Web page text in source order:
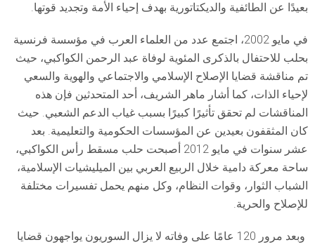
بعيدًا عن الطائفية والديكتاتورية بهدف إحياء الأمة وتجديد قوتها.
في مايو 2002، اجتمع عدد من العلماء العرب في مؤسسة فرنسية
بحلب للاحتفال بالذكرى المئوية لوفاة عبد الرحمن الكواكبي، حيث
تم مناقشة قضايا الإصلاح الإسلامي والاجتماعي والهوية والسعي
لإحياء الذات، كما أشار ماهر الشريف، أحد المتحدثين فإن هذه
المناقشات لم تحقق تأثيرًا كبيرًا بسبب غياب الدعم الشعبي. حيث
كان المثقفون بعيدين عن المؤسسات الحكومية والتعليمية. بعد
عشر سنوات في مايو 2012 أصبحت حلب مسقط رأس الكواكبي،
ساحة معركة دامية خلال الربيع العربي بين الميليشيات الإسلامية،
الشباب الثوار، وقوات النظام، وكل منهم يحمل تفسيرات مختلفة
للإصلاح والحرية.
وبعد مرور 120 عامًا على وفاته لا يزال السوريون يواجهون قضايا